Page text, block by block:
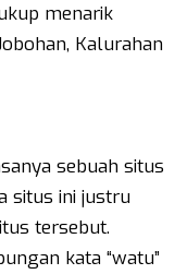
menarik
Kalurahan
sebuah situs
situs ini justru
tersebut.
kata “watu”